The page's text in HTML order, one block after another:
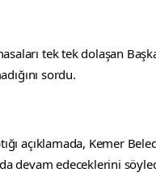
tek tek dolaşan
sordu.
açıklamada, Kemer
devam edeceklerini